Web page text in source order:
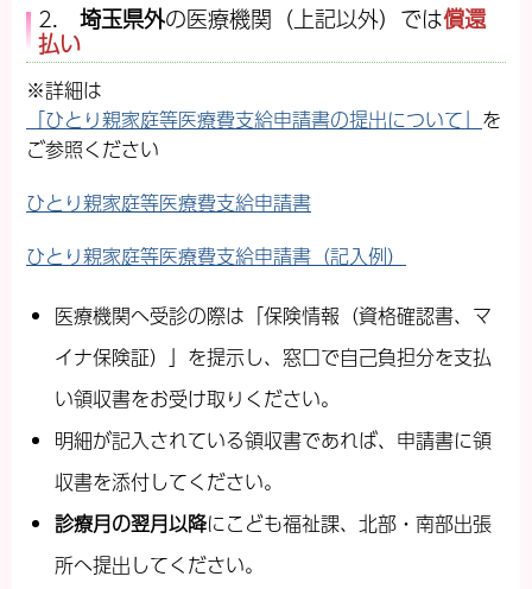
2. 埼玉県外の医療機関（上記以外）では償還
払い
※詳細は
「ひとり親家庭等医療費支給申請書の提出について」 を
ご参照ください
ひとり親家庭等医療費支給申請書
ひとり親家庭等医療費支給申請書（記入例）
医療機関へ受診の際は「保険情報（資格確認書、マ
イナ保険証）」を提示し、窓口で自己負担分を支払
い領収書をお受け取りください。
明細が記入されている領収書であれば、申請書に領
収書を添付してください。
診療月の翌月以降にこども福祉課、北部・南部出張
所へ提出してください。